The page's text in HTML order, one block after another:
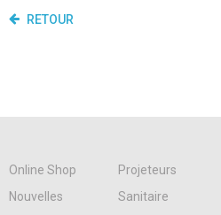
RETOUR
Online Shop
Projeteurs
Nouvelles
Sanitaire